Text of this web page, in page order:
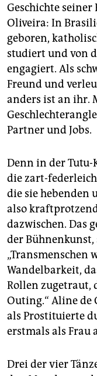
Geschichte
Oliveira: In
geboren,
studiert und von
engagiert. Als
Freund und
anders ist an ihr.
Partner und Jobs.
Denn in der
die zart-
die sie hebenden
also
dazwischen. Das
der Bühnenkunst,
„Transmenschen
Wandelbarkeit,
Rollen zugetraut,
Outing.“ Aline de
als Prostituierte
erstmals als Frau
Drei der vier